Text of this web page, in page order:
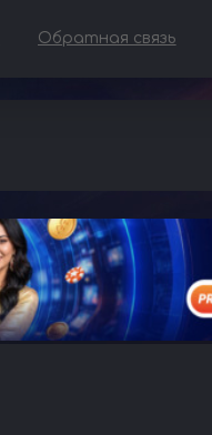
Обратная связь